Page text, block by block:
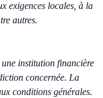
exigences locales, à la
autres.
institution financière
concernée. La
conditions générales.